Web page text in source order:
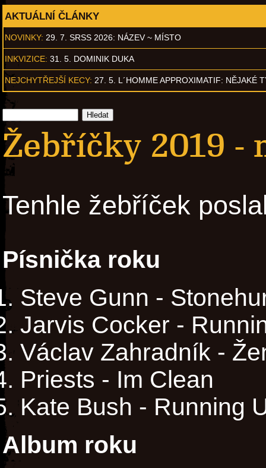
AKTUÁLNÍ ČLÁNKY
NOVINKY: 29. 7. SRSS 2026: NÁZEV ~ MÍSTO
INKVIZICE: 31. 5. DOMINIK DUKA
NEJCHYTŘEJŠÍ KECY: 27. 5. L´HOMME APPROXIMATIF: NĚJAKÉ
Žebříčky 2019 -
Tenhle žebříček
Písnička roku
Steve Gunn -
Jarvis Cocker -
Václav Zahradník -
Priests - Im Clean
Kate Bush - Running
Album roku